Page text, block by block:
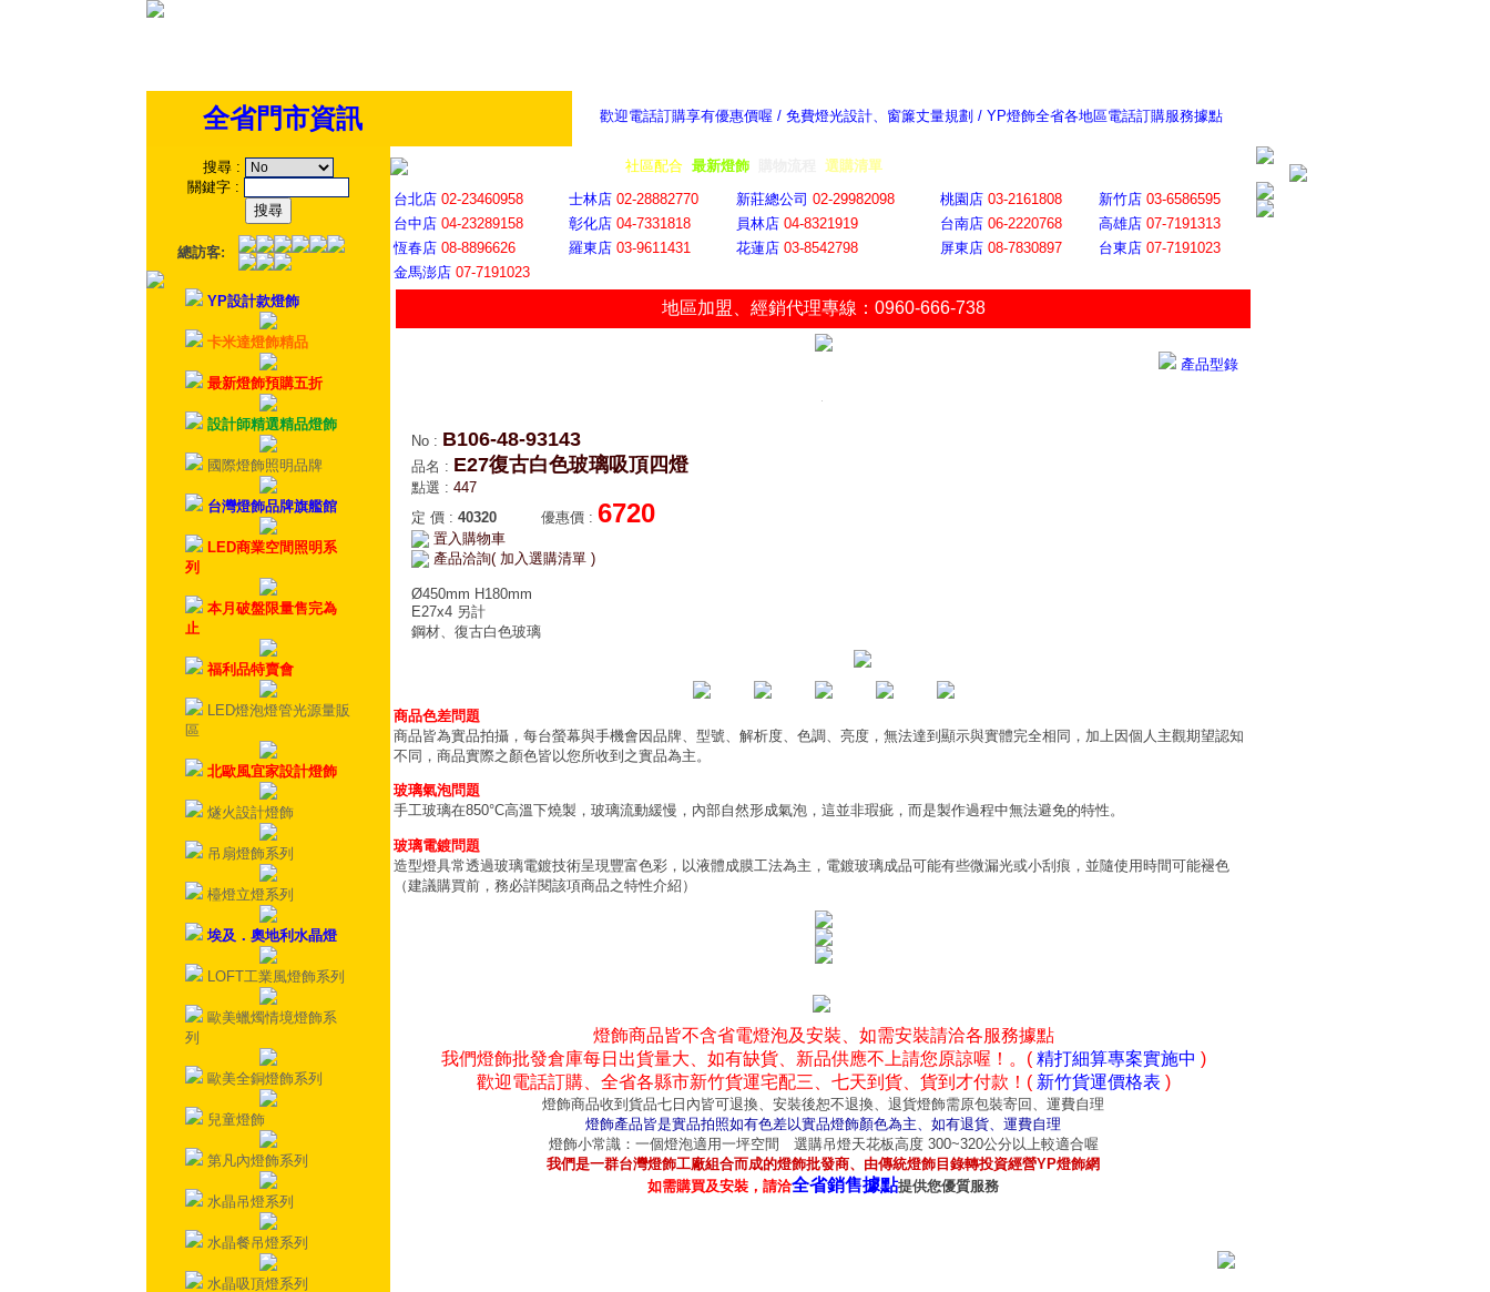
歡迎電話訂購享有優惠價喔 / 免費燈光設計、窗簾丈量規劃 / YP燈飾全省各地區電話訂購服務據點
全省門市資訊
搜尋 :
關鍵字 :
總訪客:
YP設計款燈飾
卡米達燈飾精品
最新燈飾預購五折
設計師精選精品燈飾
國際燈飾照明品牌
台灣燈飾品牌旗艦館
LED商業空間照明系
列
本月破盤限量售完為
止
福利品特賣會
LED燈泡燈管光源量販
區
北歐風宜家設計燈飾
燧火設計燈飾
吊扇燈飾系列
檯燈立燈系列
埃及．奧地利水晶燈
LOFT工業風燈飾系列
歐美蠟燭情境燈飾系
列
歐美全銅燈飾系列
兒童燈飾
第凡內燈飾系列
水晶吊燈系列
水晶餐吊燈系列
水晶吸頂燈系列
社區配合 最新燈飾 選購清單
台北店 02-23460958 士林店 02-28882770 新莊總公司 02-29982098 桃園店 03-2161808 新竹店 03-6586595
台中店 04-23289158 彰化店 04-7331818 員林店 04-8321919 台南店 06-2220768 高雄店 07-7191313
恆春店 08-8896626 羅東店 03-9611431 花蓮店 03-8542798 屏東店 08-7830897 台東店 07-7191023
金馬澎店 07-7191023
地區加盟 經銷代理專線：0960-666-738
產品型錄
No : B106-48-93143
品名 : E27復古白色玻璃吸頂四燈
點選 : 447
定 價 : 40320 優惠價 : 6720
置入購物車
產品洽詢( 加入選購清單 )
Ø450mm H180mm
E27x4 另計
鋼材、復古白色玻璃
商品色差問題
商品皆為實品拍攝，每台螢幕與手機會因品牌、型號、解析度、色調、亮度，無法達到顯示與實體完全相同，加上因個人主觀期望認知
不同，商品實際之顏色皆以您所收到之實品為主。
玻璃氣泡問題
手工玻璃在850°C高溫下燒製，玻璃流動緩慢，內部自然形成氣泡，這並非瑕疵，而是製作過程中無法避免的特性。
玻璃電鍍問題
造型燈具常透過玻璃電鍍技術呈現豐富色彩，以液體成膜工法為主，電鍍玻璃成品可能有些微漏光或小刮痕，並隨使用時間可能褪色
（建議購買前，務必詳閱該項商品之特性介紹）
燈飾商品皆不含省電燈泡及安裝、如需安裝請洽各服務據點
我們燈飾批發倉庫每日出貨量大、如有缺貨、新品供應不上請您原諒喔！。( 精打細算專案實施中 )
歡迎電話訂購、全省各縣市新竹貨運宅配三、七天到貨、貨到才付款！( 新竹貨運價格表 )
燈飾商品收到貨品七日內皆可退換、安裝後恕不退換、退貨燈飾需原包裝寄回、運費自理
燈飾產品皆是實品拍照如有色差以實品燈飾顏色為主、如有退貨、運費自理
燈飾小常識：一個燈泡適用一坪空間 選購吊燈天花板高度 300~320公分以上較適合喔
我們是一群台灣燈飾工廠組合而成的燈飾批發商、由傳統燈飾目錄轉投資經營YP燈飾網
如需購買及安裝，請洽全省銷售據點提供您優質服務